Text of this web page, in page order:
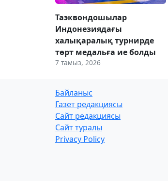
Таэквондошылар
Индонезиядағы
халықаралық турнирде
төрт медальға ие болды
7 тамыз, 2026
Байланыс
Газет редакциясы
Сайт редакциясы
Сайт туралы
Privacy Policy